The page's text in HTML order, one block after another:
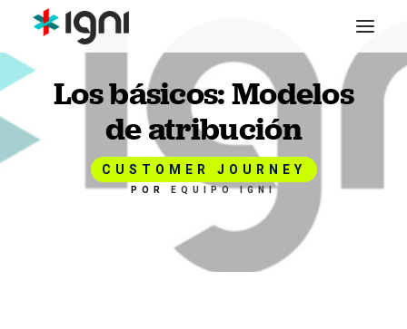
Los básicos: Modelos
de atribución
CUSTOMER JOURNEY
POR EQUIPO IGNI